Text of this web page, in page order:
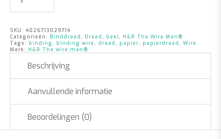
SKU: 4026713029714
Categorieën: Binddraad , Draad , Geel, H&R The Wire Man®
Tags: binding , binding wire , draad , papier, papierdraad , Wire
Merk: H&R The wire man®
Beschrijving
Aanvullende informatie
Beoordelingen (0)